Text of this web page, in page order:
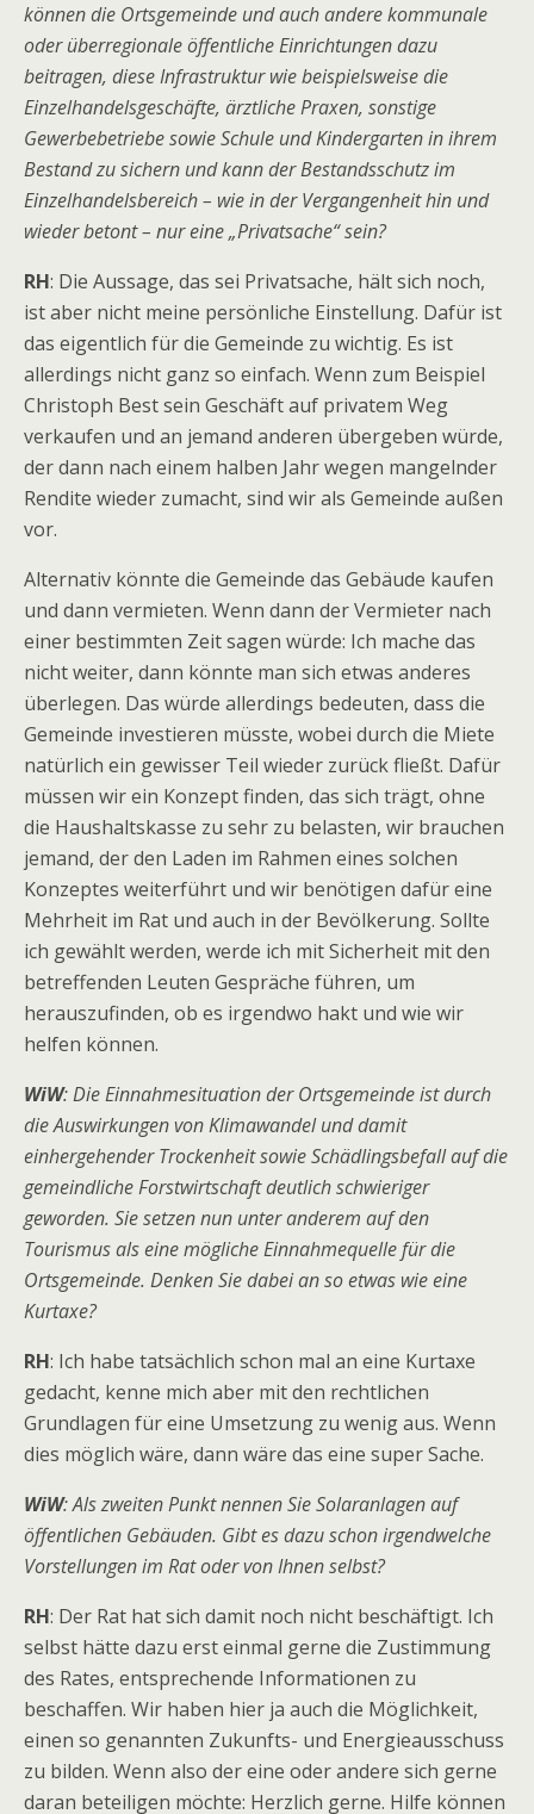
können die Ortsgemeinde und auch andere kommunale
oder überregionale öffentliche Einrichtungen dazu
beitragen, diese Infrastruktur wie beispielsweisedie
Einzelhandelsgeschäfte, ärztliche Praxen, sonstige
Gewerbebetriebe sowieSchule und Kindergartenin ihrem
Bestand zu sichern und kann der Bestandsschutz im
Einzelhandelsbereich – wie in der Vergangenheit hin und
wieder betont – nur eine „Privatsache“ sein?
RH: Die Aussage, das sei Privatsache, hält sich noch,
ist aber nicht meine persönliche Einstellung. Dafür ist
das eigentlich für die Gemeinde zu wichtig. Es ist
allerdings nicht ganz so einfach. Wenn zum Beispiel
Christoph Best sein Geschäft auf privatem Weg
verkaufen und an jemand anderen übergeben würde,
der dann nach einem halben Jahr wegen mangelnder
Rendite wieder zumacht, sind wir als Gemeinde außen
vor.
Alternativ könnte die Gemeinde das Gebäude kaufen
und dann vermieten. Wenn dann der Vermieter nach
einer bestimmten Zeit sagen würde: Ich mache das
nicht weiter, dann könnte man sich etwas anderes
überlegen. Das würde allerdings bedeuten, dass die
Gemeinde investieren müsste, wobei durch die Miete
natürlich ein gewisser Teil wieder zurück fließt. Dafür
müssen wir ein Konzept finden, das sich trägt, ohne
die Haushaltskasse zu sehr zu belasten, wir brauchen
jemand, der den Laden im Rahmen eines solchen
Konzeptes weiterführt und wir benötigen dafür eine
Mehrheit im Rat und auch in der Bevölkerung. Sollte
ich gewählt werden, werde ich mit Sicherheit mit den
betreffenden Leuten Gespräche führen, um
herauszufinden, ob es irgendwo hakt und wie wir
helfen können.
WiW: Die Einnahmesituation der Ortsgemeinde ist durch
die Auswirkungen von Klimawandel und damit
einhergehender Trockenheit sowie Schädlingsbefall auf die
gemeindliche Forstwirtschaft deutlich schwieriger
geworden. Sie setzen nun unter anderem auf den
Tourismus als eine mögliche Einnahmequelle für die
Ortsgemeinde. Denken Sie dabei an so etwas wie eine
Kurtaxe?
RH: Ich habe tatsächlich schon mal an eine Kurtaxe
gedacht, kenne mich aber mit den rechtlichen
Grundlagen für eine Umsetzung zu wenig aus. Wenn
dies möglich wäre, dann wäre das eine super Sache.
WiW: Als zweiten Punkt nennen Sie Solaranlagen auf
öffentlichen Gebäuden. Gibt es dazu schon irgendwelche
Vorstellungen im Rat oder von Ihnen selbst?
RH: Der Rat hat sich damit noch nicht beschäftigt. Ich
selbst hätte dazu erst einmal gerne die Zustimmung
des Rates, entsprechende Informationen zu
beschaffen. Wir haben hier ja auch die Möglichkeit,
einen so genannten Zukunfts- und Energieausschuss
zu bilden. Wenn also der eine oder andere sich gerne
daran beteiligen möchte: Herzlich gerne. Hilfe können